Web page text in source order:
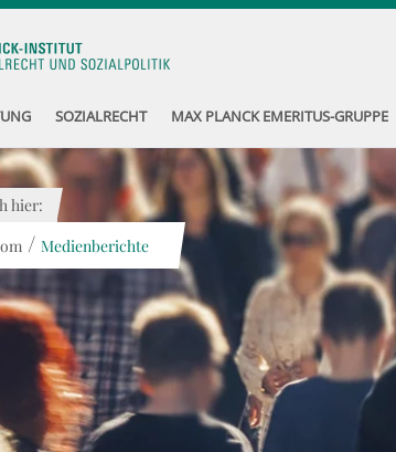
SOZIALRECHT MAX PLANCK EMERITUS-GRUPPE
hier:
/ Medienberichte